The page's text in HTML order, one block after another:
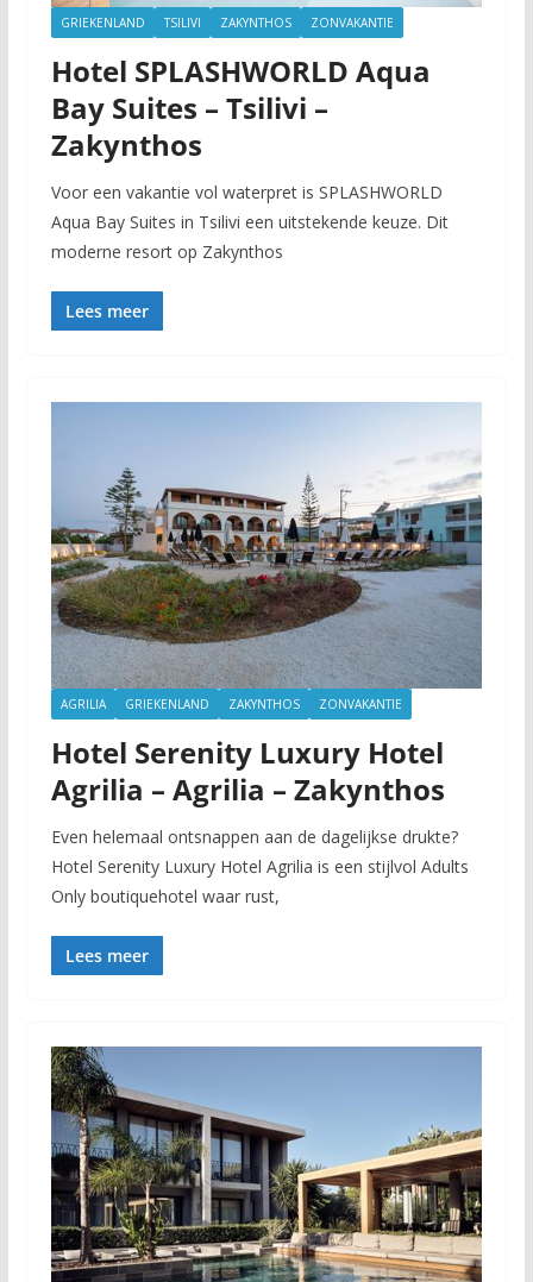
GRIEKENLAND TSILIVI ZAKYNTHOS ZONVAKANTIE
Hotel SPLASHWORLD Aqua
Bay Suites – Tsilivi –
Zakynthos
Voor een vakantie vol waterpret is SPLASHWORLD
Aqua Bay Suites in Tsilivi een uitstekende keuze. Dit
moderne resort op Zakynthos
Lees meer
AGRILIA GRIEKENLAND ZAKYNTHOS ZONVAKANTIE
Hotel Serenity Luxury Hotel
Agrilia – Agrilia – Zakynthos
Even helemaal ontsnappen aan de dagelijkse drukte?
Hotel Serenity Luxury Hotel Agrilia is een stijlvol Adults
Only boutiquehotel waar rust,
Lees meer